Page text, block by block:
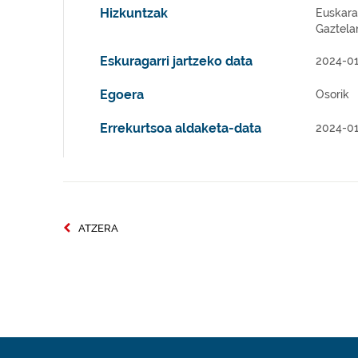
Hizkuntzak
Euskara
Eskuragarri jartzeko data 2024-
Egoera Osorik
Errekurtsoa aldaketa-data 2024-
ATZERA